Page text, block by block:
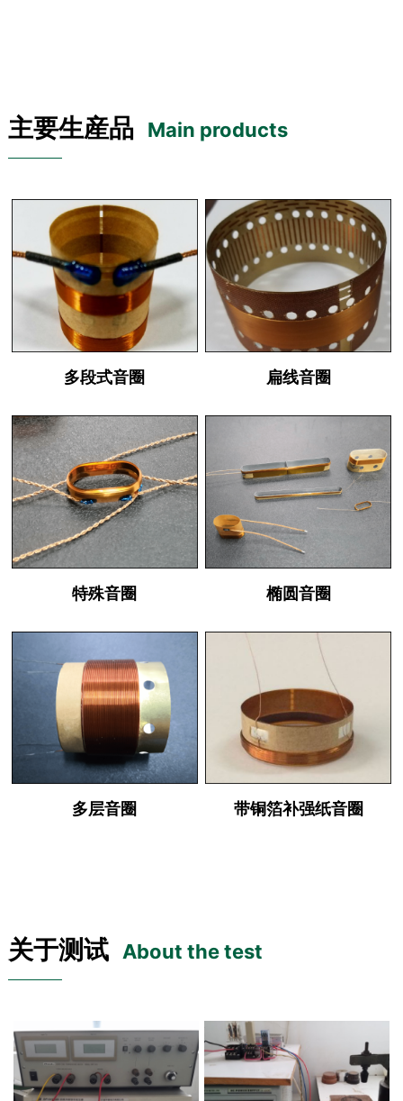
主要生産品 Main products
多段式音圈 扁线音圈
特殊音圈 椭圆音圈
多层音圈 带铜箔补强纸音圈
关于测试 About the test